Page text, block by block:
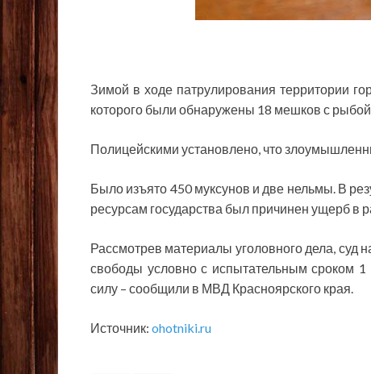
Зимой в ходе патрулирования территории
которого были обнаружены 18 мешков с
Полицейскими установлено, что
Было изъято 450 муксунов и две нельмы. В
ресурсам государства был причинен ущерб в
Рассмотрев материалы уголовного дела, суд
свободы условно с испытательным сроком
силу – сообщили в МВД Красноярского края.
Источник: ohotniki.ru